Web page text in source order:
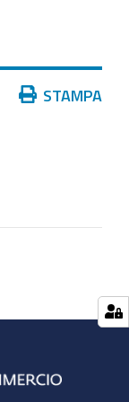
STAMPA